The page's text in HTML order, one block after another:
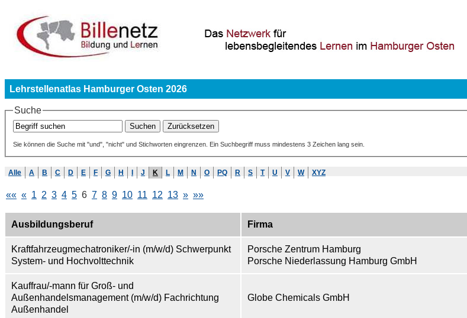
Lehrstellenatlas Hamburger Osten 2026
Suche
Sie können die Suche mit "und", "nicht" und Stichworten eingrenzen. Ein Suchbegriff muss mindestens 3 Zeichen lang sein.
Alle A B C D E F G H J K L M N O PQ R S T U V W XYZ
«« « 1 2 3 4 5 6 7 8 9 10 11 12 13 » »»
Ausbildungsberuf Firma
Kraftfahrzeugmechatroniker/-in (m/w/d) Schwerpunkt
System- und Hochvolttechnik
Porsche Zentrum Hamburg
Porsche Niederlassung Hamburg GmbH
Kauffrau/-mann für Groß- und
Außenhandelsmanagement (m/w/d) Fachrichtung
Außenhandel
Globe Chemicals GmbH